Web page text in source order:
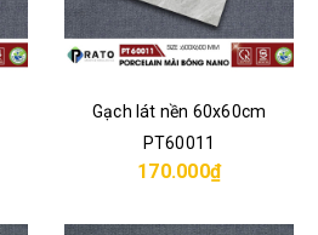
Gạch lát nền 60x60cm
PT60011
170.000₫